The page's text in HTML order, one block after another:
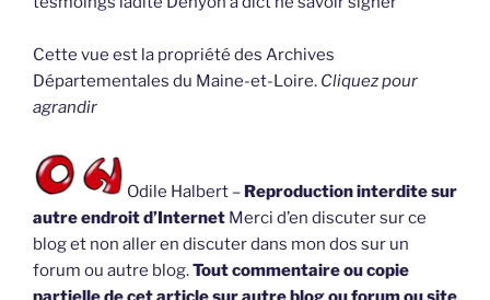
Cette vue est la propriété des Archives
Départementales du Maine-et-Loire. Cliquez pour
agrandir
Odile Halbert – Reproduction interdite sur
autre endroit d’Internet Merci d’en discuter sur ce
blog et non aller en discuter dans mon dos sur un
forum ou autre blog.Tout commentaire ou copie